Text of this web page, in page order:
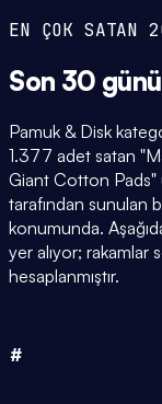
EN ÇOK SATAN
Son 30
Pamuk & Disk
1.377 adet satan
Giant Cotton Pads"
tarafından sunulan
konumunda.
yer alıyor;
hesaplanmıştır.
#